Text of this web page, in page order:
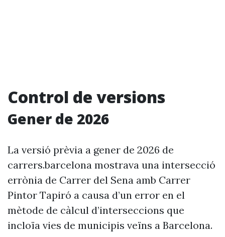
Control de versions
Gener de 2026
La versió prèvia a gener de 2026 de
carrers.barcelona mostrava una intersecció
errònia de Carrer del Sena amb Carrer
Pintor Tapiró a causa d’un error en el
mètode de càlcul d’interseccions que
incloïa vies de municipis veïns a Barcelona.